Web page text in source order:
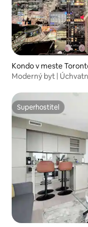
Kondo v meste
Moderný byt |
Superhostiteľ
Superhostiteľ